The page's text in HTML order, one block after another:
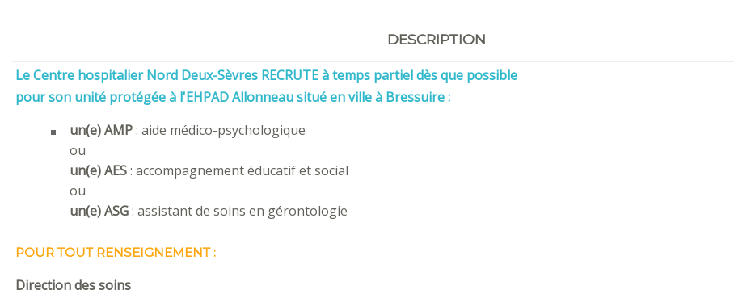
DESCRIPTION
Le Centre hospitalier Nord Deux-Sèvres RECRUTE à temps partiel dès que possible
pour son unité protégée à l'EHPAD Allonneau situé en ville à Bressuire :
un(e) AMP: aide médico-psychologique
ou
un(e) AES: accompagnement éducatif et social
ou
un(e) ASG: assistant de soins en gérontologie
POUR TOUT RENSEIGNEMENT :
Direction des soins